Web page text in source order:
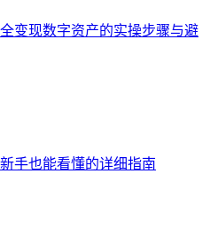
变现数字资产的实操步骤与避
手也能看懂的详细指南